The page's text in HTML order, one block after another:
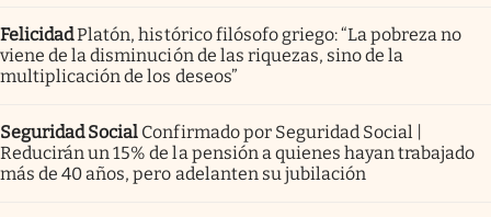
FelicidadPlatón, histórico filósofo griego: “La pobreza no
viene de la disminución de las riquezas, sino de la
multiplicación de los deseos”
Seguridad Social Confirmado por Seguridad Social |
Reducirán un 15% de la pensión a quienes hayan trabajado
más de 40 años, pero adelanten su jubilación